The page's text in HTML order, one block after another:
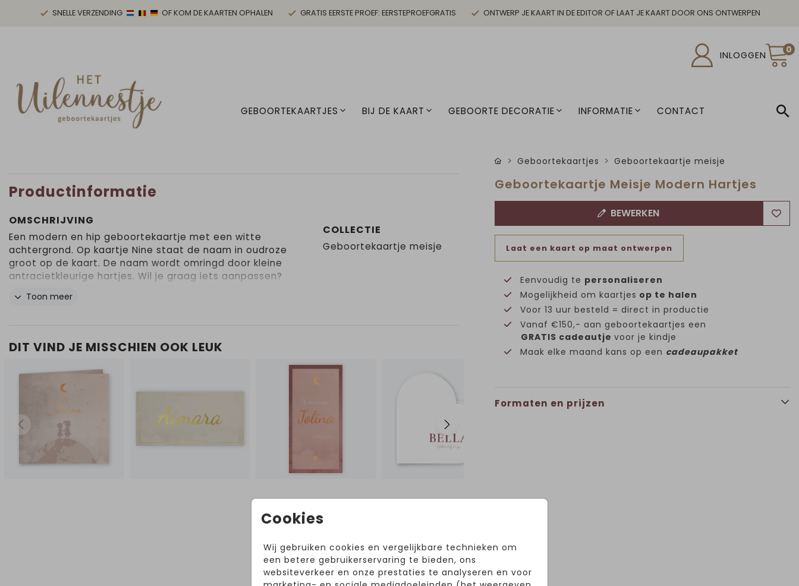
SNELLE VERZENDING OF KOM DE KAARTEN OPHALEN GRATIS EERSTE PROEF: EERSTEPROEFGRATIS ONTWERP JE KAART IN DE EDITOR OF LAAT JE KAART DOOR ONS ONTWERPEN
INLOGGEN 0
GEBOORTEKAARTJES BIJ DE KAART GEBOORTE DECORATIE INFORMATIE CONTACT
Cookies
Wij gebruiken cookies en vergelijkbare technieken om
een betere gebruikerservaring te bieden, ons
websiteverkeer en onze prestaties te analyseren en voor
Productinformatie
OMSCHRIJVING
Een modern en hip geboortekaartje met een witte
achtergrond. Op kaartje Nine staat de naam in oudroze
groot op de kaart. De naam wordt omringd door kleine
antracietkleurige hartjes. Wil je graag iets aanpassen?
Toon meer
COLLECTIE
Geboortekaartje meisje
DIT VIND JE MISSCHIEN OOK LEUK
Geboortekaartjes Geboortekaartje meisje
Geboortekaartje Meisje Modern Hartjes
BEWERKEN
Laat een kaart op maat ontwerpen
Eenvoudig te personaliseren
Mogelijkheid om kaartjes op te halen
Voor 13 uur besteld = direct in productie
Vanaf €150,- aan geboortekaartjes een
GRATIS cadeautje voor je kindje
Maak elke maand kans op een cadeaupakket
Formaten en prijzen
Volg ons op Instagram!
@hetuilennestjegeboortekaartjes